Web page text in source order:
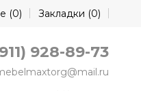
(0) Закладки (0)
928-89-73